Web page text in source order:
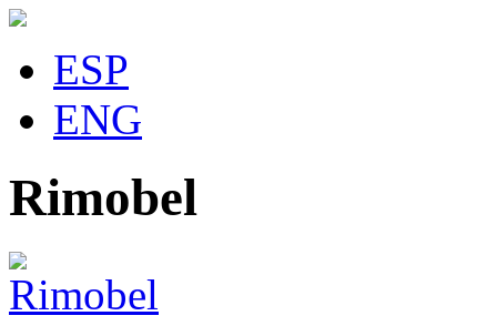
ESP
ENG
Rimobel